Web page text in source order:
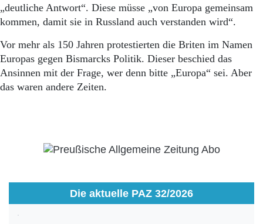
„deutliche Antwort“. Diese müsse „von Europa gemeinsam
kommen, damit sie in Russland auch verstanden wird“.
Vor mehr als 150 Jahren protestierten die Briten im Namen
Europas gegen Bismarcks Politik. Dieser beschied das
Ansinnen mit der Frage, wer denn bitte „Europa“ sei. Aber
das waren andere Zeiten.
Die aktuelle PAZ 32/2026